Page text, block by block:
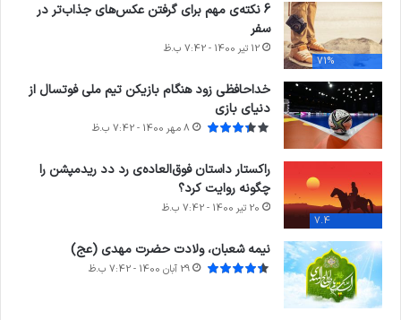
71%
6 نکته‌ی مهم برای گرفتن عکس‌های جذاب‌تر در
سفر
12 تیر 1400 - 7:42 ب.ظ
خداحافظی زود هنگام بازیکن تیم ملی فوتسال از
دنیای بازی
8 مهر 1400 - 7:42 ب.ظ
7.4
راکستار داستان فوق‌العاده‌ی رد دد ریدمپشن را
چگونه روایت کرد؟
20 تیر 1400 - 7:42 ب.ظ
نیمه شعبان، ولادت حضرت مهدی (عج)
29 آبان 1400 - 7:42 ب.ظ